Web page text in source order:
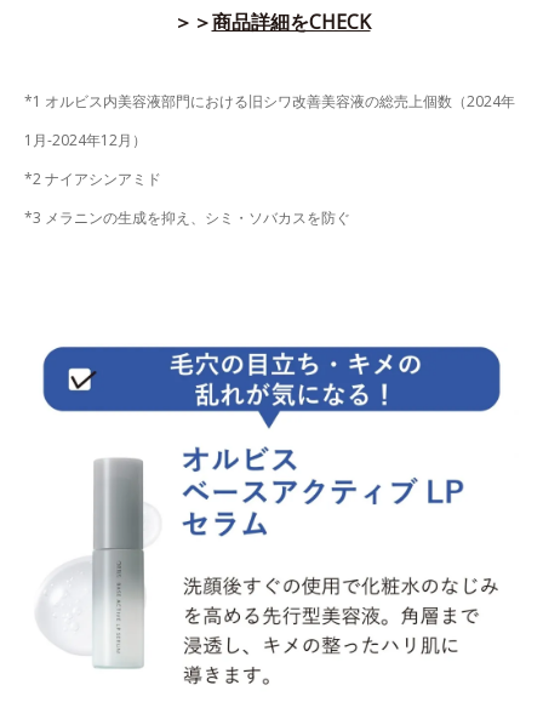
＞＞商品詳細をCHECK
*1 オルビス内美容液部門における旧シワ改善美容液の総売上個数（2024年
1月-2024年12月）
*2 ナイアシンアミド
*3 メラニンの生成を抑え、シミ・ソバカスを防ぐ